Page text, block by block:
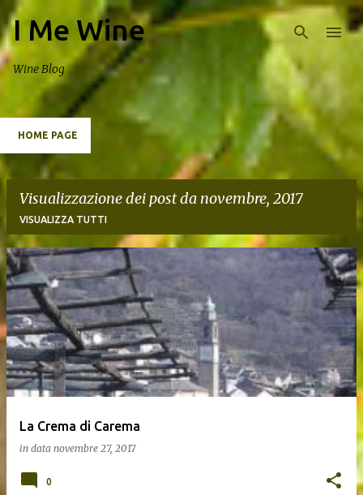
Passa ai contenuti principali
I Me Wine
Wine Blog
HOME PAGE
Visualizzazione dei post da novembre, 2017
VISUALIZZA TUTTI
P
o
s
t
La Crema di Carema
in data novembre 27, 2017
0